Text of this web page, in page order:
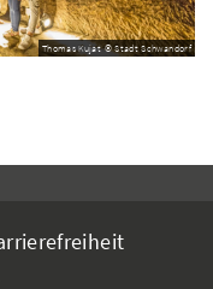
Thomas Kujat © Stadt Schwandorf